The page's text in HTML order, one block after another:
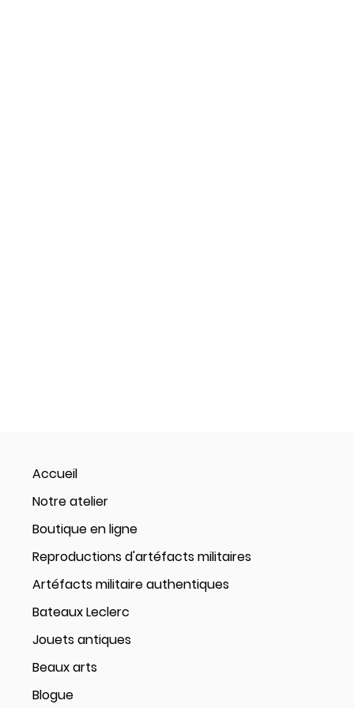
Accueil
Notre atelier
Boutique en ligne
Reproductions d'artéfacts militaires
Artéfacts militaire authentiques
Bateaux Leclerc
Jouets antiques
Beaux arts
Blogue